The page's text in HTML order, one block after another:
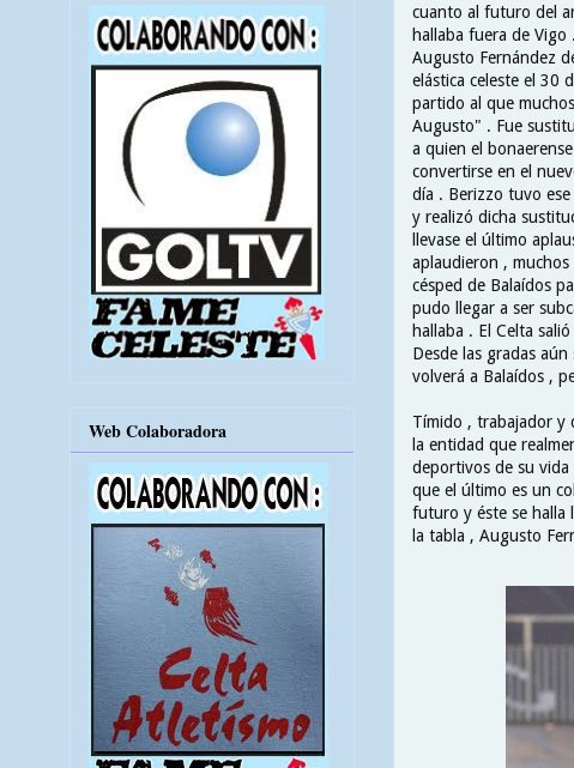
cuanto al futuro del
hallaba fuera de Vigo .
Augusto Fernández
elástica celeste el 30
partido al que
Augusto" . Fue
a quien el
convertirse en el
día . Berizzo tuvo
y realizó dicha
llevase el último
aplaudieron ,
césped de Balaídos
pudo llegar a ser
hallaba . El Celta
Desde las gradas
volverá a Balaídos ,
Tímido , trabajador y
la entidad que
deportivos de su vida
que el último es un
futuro y éste se halla
la tabla , Augusto
Web Colaboradora